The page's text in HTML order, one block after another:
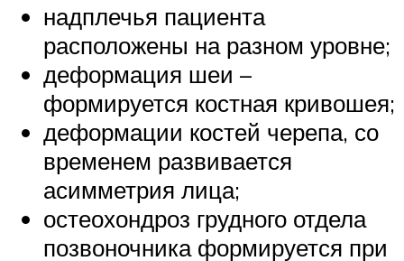
надплечья пациента
расположены на разном уровне;
деформация шеи –
формируется костная кривошея;
деформации костей черепа, со
временем развивается
асимметрия лица;
остеохондроз грудного отдела
позвоночника формируется при